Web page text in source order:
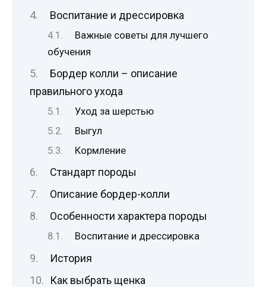
Воспитание и дрессировка
Важные советы для лучшего
обучения
Бордер колли – описание
правильного ухода
Уход за шерстью
Выгул
Кормление
Стандарт породы
Описание бордер-колли
Особенности характера породы
Воспитание и дрессировка
История
Как выбрать щенка